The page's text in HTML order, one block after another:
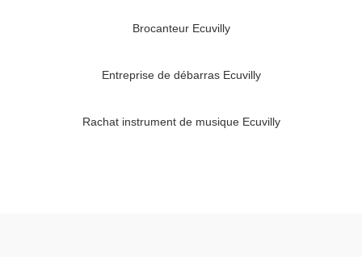
Brocanteur Ecuvilly
Entreprise de débarras Ecuvilly
Rachat instrument de musique Ecuvilly